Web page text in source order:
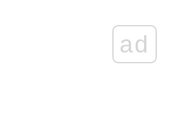
ad